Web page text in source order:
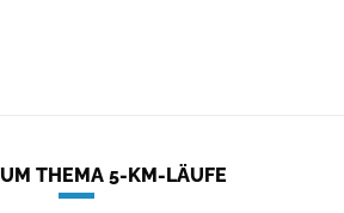
THEMA 5-KM-LÄUFE